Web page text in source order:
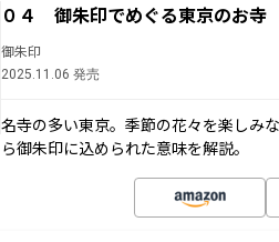
０４ 御朱印でめぐる東京のお
御朱印
2025.11.06 発売
名寺の多い東京。季節の花々を楽しみ
ら御朱印に込められた意味を解説。